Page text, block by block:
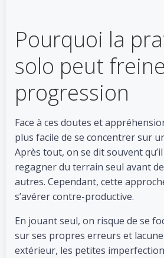
Pourquoi la
solo peut
progression
Face à ces doutes et
plus facile de se concentrer sur
Après tout, on se dit souvent
regagner du terrain seul avant
autres. Cependant, cette
s’avérer contre-productive.
En jouant seul, on risque de se
sur ses propres erreurs et
extérieur, les petites